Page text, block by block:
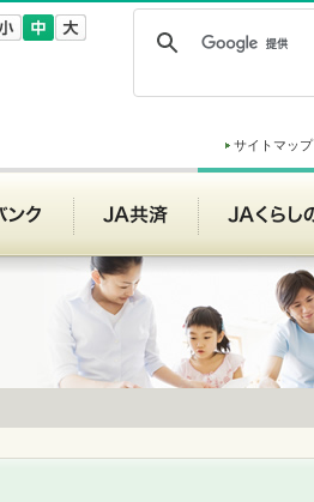
字サイズ
サイトマップ
JAバンク JA共済